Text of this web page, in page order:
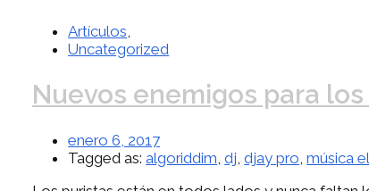
Artículos
Uncategorized
Nuevos enemigos para
enero 6, 2017
Tagged as:algoriddim,dj,djay pro,música